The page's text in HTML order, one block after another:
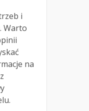
i
Warto
na